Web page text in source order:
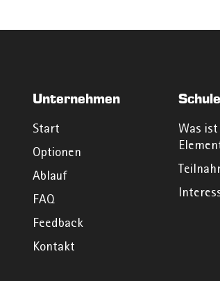
Unternehmen
Start
Optionen
Ablauf
FAQ
Feedback
Kontakt
Was